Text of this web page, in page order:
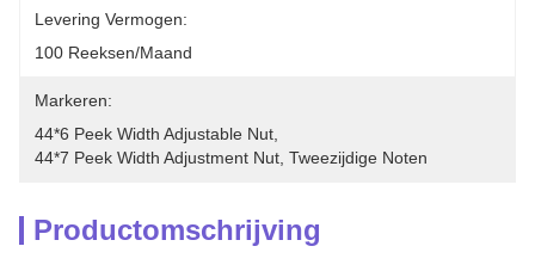
Levering Vermogen:
100 Reeksen/maand
Markeren:
44*6 Peek Width Adjustable Nut
44*7 Peek Width Adjustment Nut Tweezijdige Noten
Productomschrijving